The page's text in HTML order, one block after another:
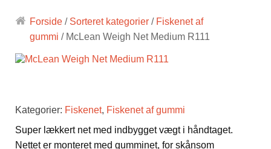
Forside / Sorteret kategorier / Fiskenet af
gummi / McLean Weigh Net Medium R111
Kategorier: Fiskenet, Fiskenet af gummi
Super lækkert net med indbygget vægt i håndtaget.
Nettet er monteret med gumminet, for skånsom